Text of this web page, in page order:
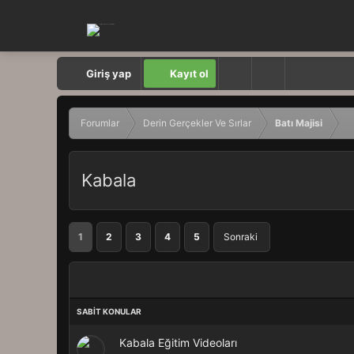
Giriş yap Kayıt ol
Forumlar Derin Gerçekler Ve Sırlar Batı Majisi
Kabala
1 2 3 4 5 Sonraki
Kabala Eğitim Videoları